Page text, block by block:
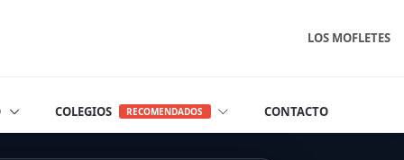
LOS MOFLETES
COLEGIOS RECOMENDADOS CONTACTO